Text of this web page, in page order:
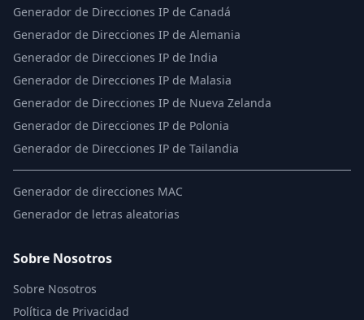
Generador de Direcciones IP de Canadá
Generador de Direcciones IP de Alemania
Generador de Direcciones IP de India
Generador de Direcciones IP de Malasia
Generador de Direcciones IP de Nueva Zelanda
Generador de Direcciones IP de Polonia
Generador de Direcciones IP de Tailandia
Generador de direcciones MAC
Generador de letras aleatorias
Sobre Nosotros
Sobre Nosotros
Política de Privacidad